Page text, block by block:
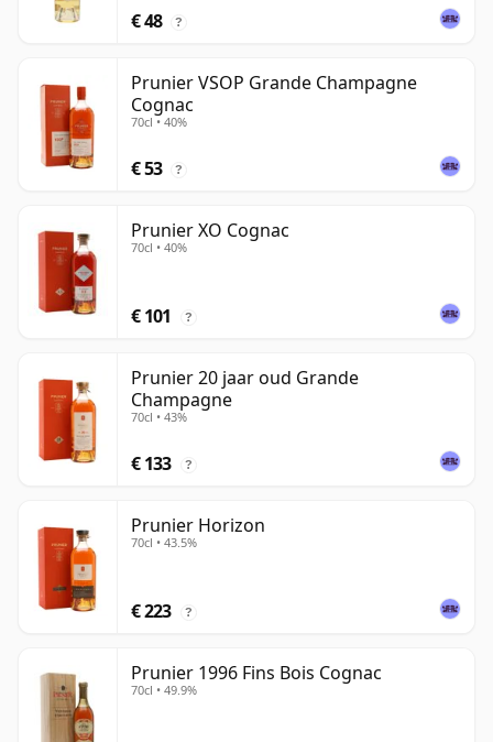
€ 48 ?
Prunier VSOP Grande Champagne
Cognac
70cl • 40%
€ 53 ?
Prunier XO Cognac
70cl • 40%
€ 101 ?
Prunier 20 jaar oud Grande
Champagne
70cl • 43%
€ 133 ?
Prunier Horizon
70cl • 43.5%
€ 223 ?
Prunier 1996 Fins Bois Cognac
70cl • 49.9%